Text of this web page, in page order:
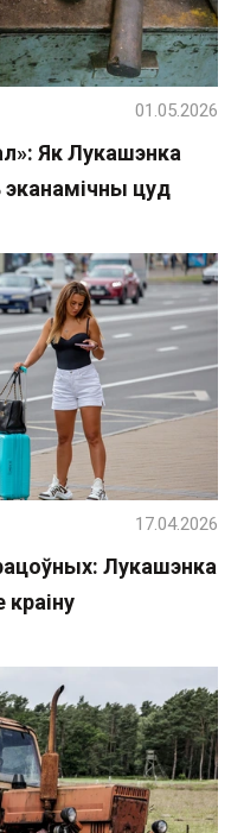
Як Лукашэнка
эканамічны цуд
01.05.2026
Лукашэнка
17.04.2026